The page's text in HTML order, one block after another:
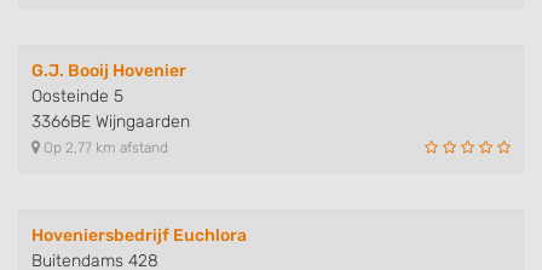
G.J. Booij Hovenier
Oosteinde 5
3366BE Wijngaarden
Op 2,77 km afstand
Hoveniersbedrijf Euchlora
Buitendams 428